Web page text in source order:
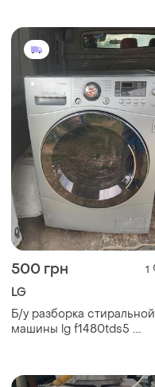
машину lg f80c3ld
500 грн 1
LG
Б/у разборка стиральной
машины lg f1480tds5 .
f1480tds5 по запчастям